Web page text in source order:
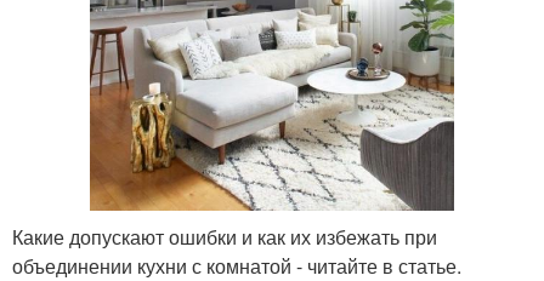
Какие допускают ошибки и как их избежать при
объединении кухни с комнатой - читайте в статье.